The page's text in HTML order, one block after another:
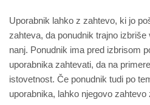
Uporabnik lahko z zahtevo, ki jo
zahteva, da ponudnik trajno
nanj. Ponudnik ima pred izbrisom
uporabnika zahtevati, da na
istovetnost. Če ponudnik tudi po
uporabnika, lahko njegovo zahtevo